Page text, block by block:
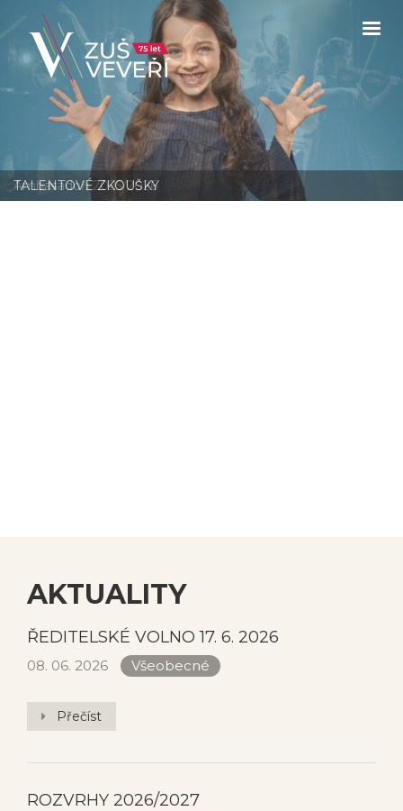
Ambasadoři 2025/2026
AKTUALITY
ŘEDITELSKÉ VOLNO 17. 6. 2026
08. 06. 2026 Všeobecné
Přečíst
ROZVRHY 2026/2027